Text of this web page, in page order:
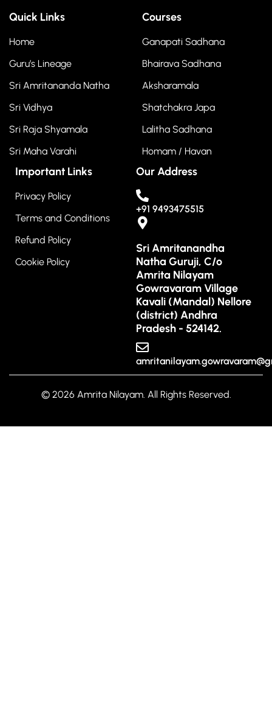
Quick Links
Home
Guru’s Lineage
Sri Amritananda Natha
Sri Vidhya
Sri Raja Shyamala
Sri Maha Varahi
Courses
Ganapati Sadhana
Bhairava Sadhana
Aksharamala
Shatchakra Japa
Lalitha Sadhana
Homam / Havan
Important Links
Privacy Policy
Terms and Conditions
Refund Policy
Cookie Policy
Our Address
+91 9493475515
Sri Amritanandha
Natha Guruji, C/o
Amrita Nilayam
Gowravaram Village
Kavali (Mandal) Nellore
(district) Andhra
Pradesh - 524142.
© 2026 Amrita Nilayam. All Rights Reserved.